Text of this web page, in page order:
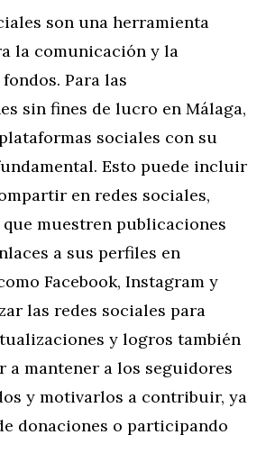
son una herramienta
la comunicación y la
Para las
sin fines de lucro en Málaga,
sociales con su
Esto puede incluir
en redes sociales,
que muestren publicaciones
a sus perfiles en
Facebook, Instagram y
las redes sociales para
y logros también
a mantener a los seguidores
y motivarlos a contribuir, ya
donaciones o participando